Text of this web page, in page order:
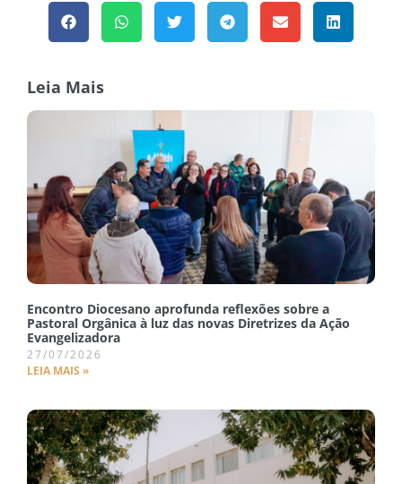
Leia Mais
Encontro Diocesano aprofunda reflexões sobre a
Pastoral Orgânica à luz das novas Diretrizes da Ação
Evangelizadora
27/07/2026
LEIA MAIS »